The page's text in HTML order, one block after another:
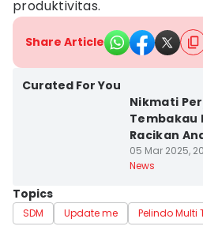
produktivitas.
Share Article
Curated For You
Nikmati
Tembakau
Racikan
05 Mar 2025,
News
Topics
SDM Update me Pelindo Multi